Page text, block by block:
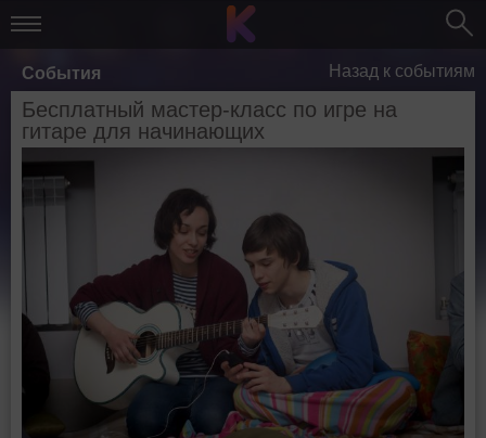
События Назад к событиям
Бесплатный мастер-класс по игре на
гитаре для начинающих